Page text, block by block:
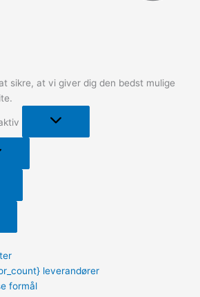
sikre, at vi giver dig den bedst mulige
leverandører
formål